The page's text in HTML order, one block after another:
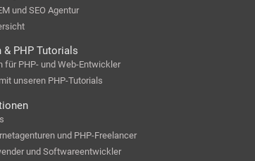
und SEO Agentur
& PHP Tutorials
für PHP- und Web-Entwickler
unseren PHP-Tutorials
und PHP-Freelancer
und Softwareentwickler